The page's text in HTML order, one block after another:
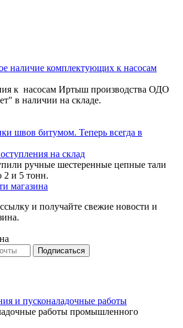
наличие комплектующих к насосам
к насосам Иртыш производства ОДО
в наличии на складе.
швов битумом. Теперь всегда в
на склад
ручные шестеренные цепные тали
2 и 5 тонн.
магазина
и получайте свежие новости и
и пусконаладочные работы
работы промышленного